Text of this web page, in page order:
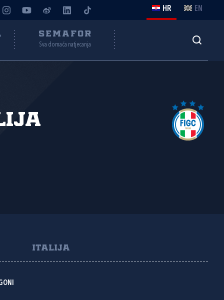
HR EN
SEMAFOR
Sva domaća natjecanja
ITALIJA